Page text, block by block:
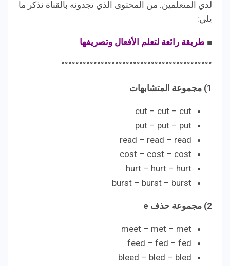
لدي المتعلمين. من المحتوى الذي تجدونه بالقناة نذكر ما
يلي:
■ طريقة رائعة لتعلم الأفعال وتصريفها
°°°°°°°°°°°°°°°°°°°°°°°°°°°°°°°°°°°°°°°°°°
1) مجموعة المتشابهات
cut – cut – cut
put – put – put
read – read – read
cost – cost – cost
hurt – hurt – hurt
burst – burst – burst
2) مجموعة حذف e
meet – met – met
feed – fed – fed
bleed – bled – bled